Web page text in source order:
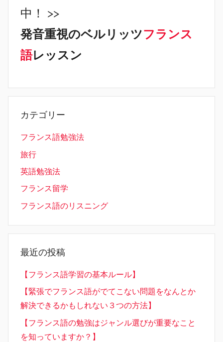
中！ >>
発音重視のベルリッツフランス
語レッスン
カテゴリー
フランス語勉強法
旅行
英語勉強法
フランス留学
フランス語のリスニング
最近の投稿
【フランス語学習の基本ルール】
【緊張でフランス語がでてこない問題をなんとか
解決できるかもしれない３つの方法】
【フランス語の勉強はジャンル選びが重要なこと
を知っていますか？】